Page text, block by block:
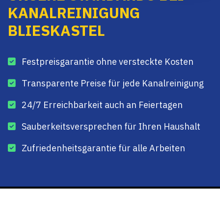
KANALREINIGUNG
BLIESKASTEL
Festpreisgarantie ohne versteckte Kosten
Transparente Preise für jede Kanalreinigung
24/7 Erreichbarkeit auch an Feiertagen
Sauberkeitsversprechen für Ihren Haushalt
Zufriedenheitsgarantie für alle Arbeiten